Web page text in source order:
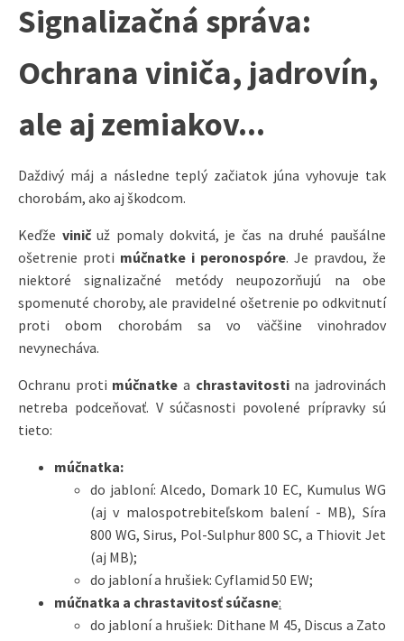
Signalizačná správa:
Ochrana viniča, jadrovín,
ale aj zemiakov...
Daždivý máj a následne teplý začiatok júna vyhovuje tak
chorobám, ako aj škodcom.
Keďže viničuž pomaly dokvitá, je čas na druhé paušálne
ošetrenie proti múčnatke i peronospóre. Je pravdou, že
niektoré signalizačné metódy neupozorňujú na obe
spomenuté choroby, ale pravidelné ošetrenie po odkvitnutí
proti obom chorobám sa vo väčšine vinohradov
nevynecháva.
Ochranu proti múčnatke a chrastavitostina jadrovinách
netreba podceňovať. V súčasnosti povolené prípravky sú
tieto:
múčnatka:
do jabloní: Alcedo, Domark 10 EC, Kumulus WG
(aj v malospotrebiteľskom balení - MB), Síra
800 WG, Sirus, Pol-Sulphur 800 SC, a Thiovit Jet
(aj MB);
do jabloní a hrušiek: Cyflamid 50 EW;
múčnatka a chrastavitosť súčasne:
do jabloní a hrušiek: Dithane M 45, Discus a Zato